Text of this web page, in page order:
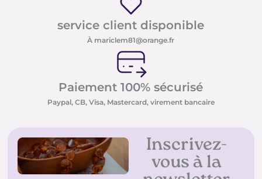
service client disponible
À mariclem81@orange.fr
Paiement 100% sécurisé
Paypal, CB, Visa, Mastercard, virement bancaire
Inscrivez-
vous à la